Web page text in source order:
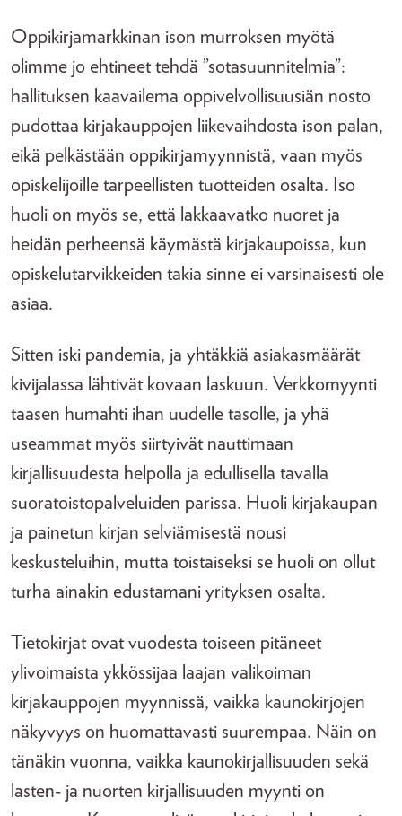
Oppikirjamarkkinan ison murroksen myötä
olimme jo ehtineet tehdä ”sotasuunnitelmia”:
hallituksen kaavailema oppivelvollisuusiän nosto
pudottaa kirjakauppojen liikevaihdosta ison palan,
eikä pelkästään oppikirjamyynnistä, vaan myös
opiskelijoille tarpeellisten tuotteiden osalta. Iso
huoli on myös se, että lakkaavatko nuoret ja
heidän perheensä käymästä kirjakaupoissa, kun
opiskelutarvikkeiden takia sinne ei varsinaisesti ole
asiaa.
Sitten iski pandemia, ja yhtäkkiä asiakasmäärät
kivijalassa lähtivät kovaan laskuun. Verkkomyynti
taasen humahti ihan uudelle tasolle, ja yhä
useammat myös siirtyivät nauttimaan
kirjallisuudesta helpolla ja edullisella tavalla
suoratoistopalveluiden parissa. Huoli kirjakaupan
ja painetun kirjan selviämisestä nousi
keskusteluihin, mutta toistaiseksi se huoli on ollut
turha ainakin edustamani yrityksen osalta.
Tietokirjat ovat vuodesta toiseen pitäneet
ylivoimaista ykkössijaa laajan valikoiman
kirjakauppojen myynnissä, vaikka kaunokirjojen
näkyvyys on huomattavasti suurempaa. Näin on
tänäkin vuonna, vaikka kaunokirjallisuuden sekä
lasten- ja nuorten kirjallisuuden myynti on